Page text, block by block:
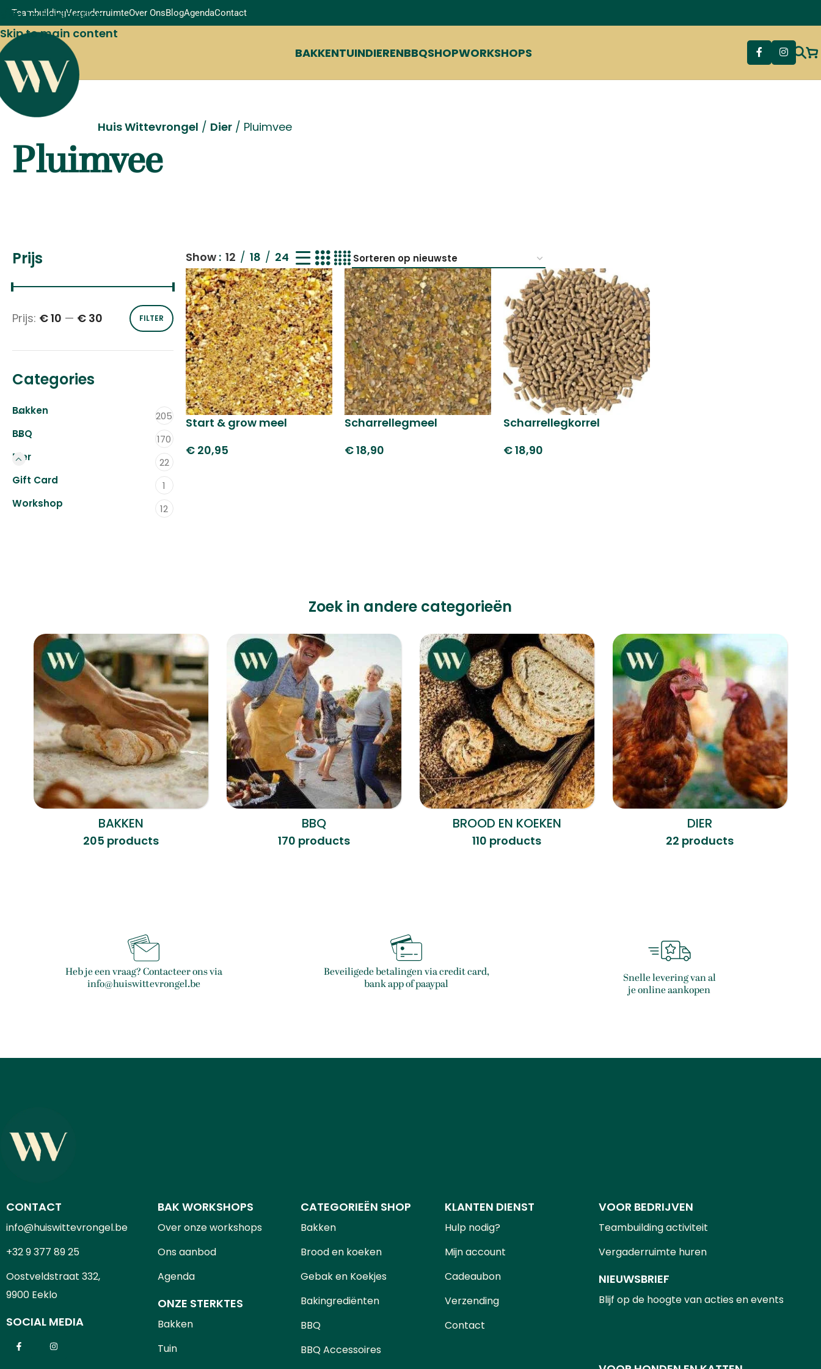
Skip to navigation
Skip to main content
TeambuildingVergaderruimteOver OnsBlogAgendaContact
BAKKENTUINDIERENBBQSHOPWORKSHOPS
Huis Wittevrongel / Dier / Pluimvee
Pluimvee
Prijs
FILTER
Prijs: € 10 — € 30
Categories
Bakken
205
BBQ
170
Dier
22
Gift Card
1
Workshop
12
Show 12 18 24
Start & grow meel
€20,95
Scharrellegmeel
€18,90
Scharrellegkorrel
€18,90
Zoek in andere categorieën
BAKKEN
205 products
BBQ
170 products
BROOD EN KOEKEN
110 products
DIER
22 products
Heb je een vraag? Contacteer ons via
info@huiswittevrongel.be
Beveiligede betalingen via credit card,
bank app of paaypal
Snelle levering van al
je online aankopen
CONTACT
info@huiswittevrongel.be
+32 9 377 89 25
Oostveldstraat 332,
9900 Eeklo
SOCIAL MEDIA
BAK WORKSHOPS
Over onze workshops
Ons aanbod
Agenda
ONZE STERKTES
Bakken
Tuin
CATEGORIEËN SHOP
Bakken
Brood en koeken
Gebak en Koekjes
Bakingrediënten
BBQ
BBQ Accessoires
KLANTEN DIENST
Hulp nodig?
Mijn account
Cadeaubon
Verzending
Contact
VOOR BEDRIJVEN
Teambuilding activiteit
Vergaderruimte huren
NIEUWSBRIEF
Blijf op de hoogte van acties en events